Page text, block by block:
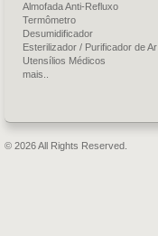
Almofada Anti-Refluxo
Termômetro
Desumidificador
Esterilizador / Purificador de Ar
Utensílios Médicos
mais..
© 2026 All Rights Reserved.